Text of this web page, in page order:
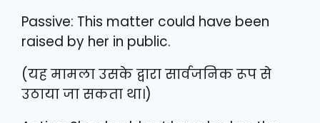
Passive: This matter could have been
raised by her in public.
(यह मामला उसके द्वारा सार्वजनिक रूप से
उठाया जा सकता था।)